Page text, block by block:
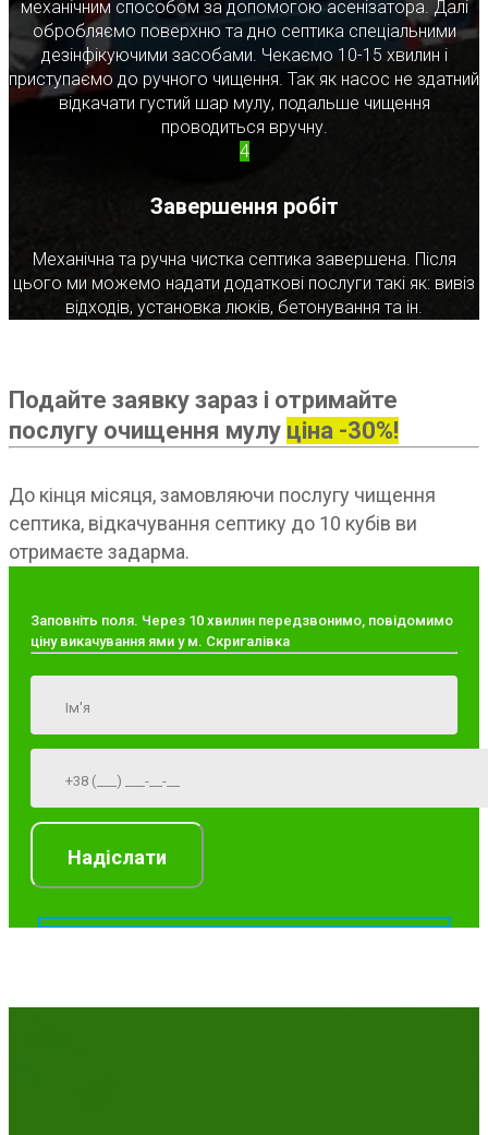
механічним способом за допомогою асенізатора. Далі
обробляємо поверхню та дно септика спеціальними
дезінфікуючими засобами. Чекаємо 10-15 хвилин і
приступаємо до ручного чищення. Так як насос не здатний
відкачати густий шар мулу, подальше чищення
проводиться вручну.
4
Завершення робіт
Механічна та ручна чистка септика завершена. Після
цього ми можемо надати додаткові послуги такі як: вивіз
відходів, установка люків, бетонування та ін.
Подайте заявку зараз і отримайте
послугу очищення мулу ціна -30%!
До кінця місяця, замовляючи послугу чищення
септика, відкачування септику до 10 кубів ви
отримаєте задарма.
Заповніть поля. Через 10 хвилин передзвонимо, повідомимо
ціну викачування ями у м. Скригалівка